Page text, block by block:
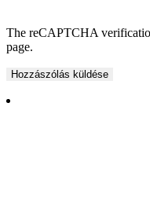
The reCAPTCHA
page.